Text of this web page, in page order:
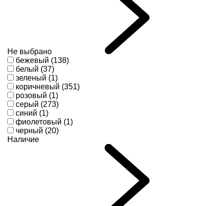
Не выбрано
бежевый (138)
белый (37)
зеленый (1)
коричневый (351)
розовый (1)
серый (273)
синий (1)
фиолетовый (1)
черный (20)
Наличие